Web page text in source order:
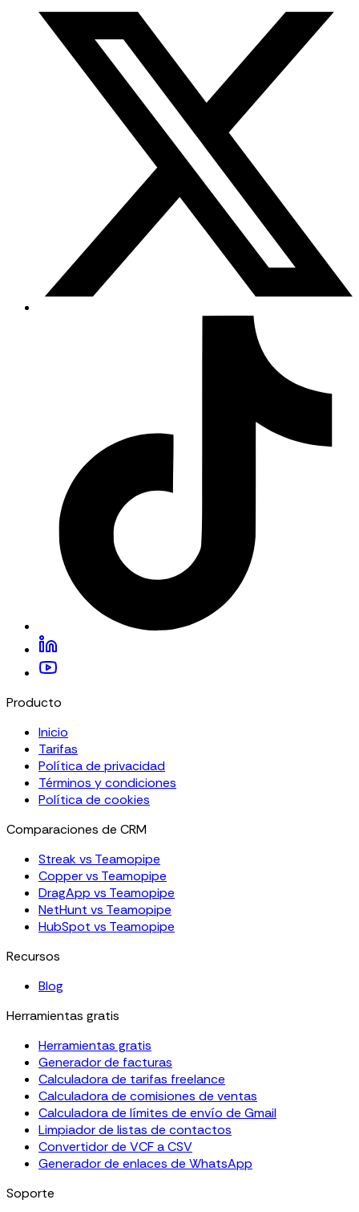
Producto
Inicio
Tarifas
Política de privacidad
Términos y condiciones
Política de cookies
Comparaciones de CRM
Streak vs Teamopipe
Copper vs Teamopipe
DragApp vs Teamopipe
NetHunt vs Teamopipe
HubSpot vs Teamopipe
Recursos
Blog
Herramientas gratis
Herramientas gratis
Generador de facturas
Calculadora de tarifas freelance
Calculadora de comisiones de ventas
Calculadora de límites de envío de Gmail
Limpiador de listas de contactos
Convertidor de VCF a CSV
Generador de enlaces de WhatsApp
Soporte